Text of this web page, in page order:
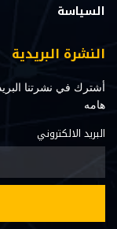
السياسة
النشرة البريدية
أشترك في نشرتنا
هامه
البريد الالكتروني